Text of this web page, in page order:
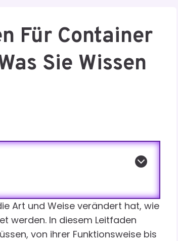
Für Container
Sie Wissen
Art und Weise verändert hat, wie
werden. In diesem Leitfaden
von ihrer Funktionsweise bis